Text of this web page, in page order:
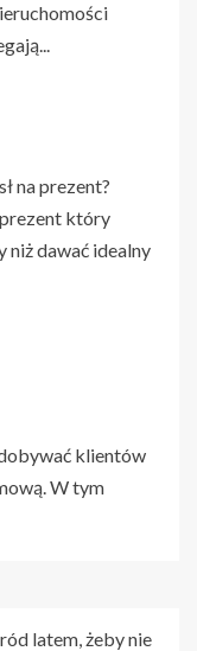
na prezent?
który
niż dawać idealny
klientów
W tym
latem, żeby nie